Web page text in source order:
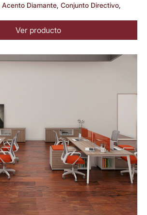
Acento Diamante, Conjunto Directivo,
Ver producto